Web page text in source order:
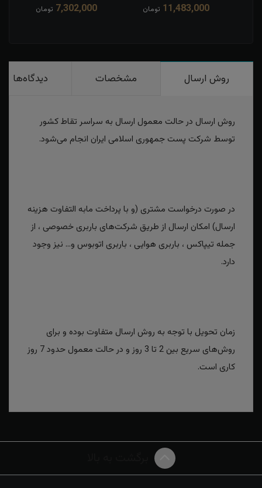
11,483,000 تومان 7,302,000 تومان
روش ارسال مشخصات دیدگاه‌ها
روش ارسال در حالت معمول ارسال به سراسر تقاط کشور
توسط شرکت پست جمهوری اسلامی ایران انجام می‌شود.
در صورت درخواست مشتری (و با پرداخت مابه التفاوت هزینه
ارسال) امکان ارسال از طریق شرکت‌های باربری خصوصی ، از
جمله تیپاکس ، باربری هوایی ، باربری اتوبوس و... نیز وجود
دارد.
زمان تحویل با توجه به روش ارسال متفاوت بوده و برای
روش‌های سریع بین 2 تا 3 روز و در حالت معمول حدود 7 روز
کاری است.